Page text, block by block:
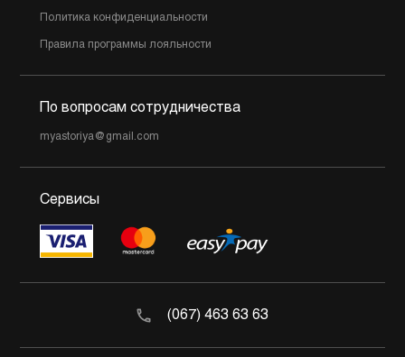
Политика конфиденциальности
Правила программы лояльности
По вопросам сотрудничества
myastoriya@gmail.com
Сервисы
(067) 463 63 63